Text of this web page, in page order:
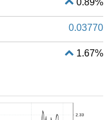
0.89%
0.03770
1.67%